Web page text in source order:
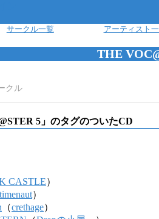
サークル一覧 アーティスト
THE
クル
5 」のタグのついたCD
CASTLE）
timenaut）
（crethage）